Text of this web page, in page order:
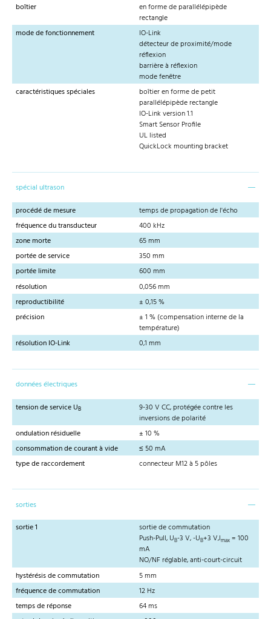
boîtier
en forme de parallélépipède
rectangle
mode de fonctionnement
IO-Link
détecteur de proximité/mode
réflexion
barrière à réflexion
mode fenêtre
caractéristiques spéciales
boîtier en forme de petit
parallélépipède rectangle
IO-Link version 1.1
Smart Sensor Profile
UL listed
QuickLock mounting bracket
spécial ultrason
procédé de mesure
temps de propagation de l'écho
fréquence du transducteur
400 kHz
zone morte
65 mm
portée de service
350 mm
portée limite
600 mm
résolution
0,056 mm
reproductibilité
± 0,15 %
précision
± 1 % (compensation interne de la
température)
résolution IO-Link
0,1 mm
données électriques
tension de service UB
9-30 V CC, protégée contre les
inversions de polarité
ondulation résiduelle
± 10 %
consommation de courant à vide
≤ 50 mA
type de raccordement
connecteur M12 à 5 pôles
sorties
sortie 1
sortie de commutation
Push-Pull, UB-3 V, -UB+3 V,Imax = 100
mA
NO/NF réglable, anti-court-circuit
hystérésis de commutation
5 mm
fréquence de commutation
12 Hz
temps de réponse
64 ms